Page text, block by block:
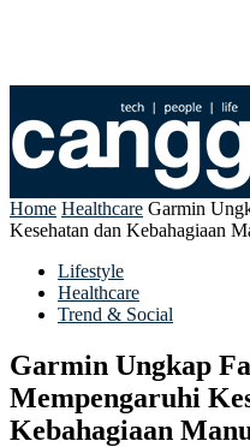
Home Healthcare Garmin
Kesehatan dan Kebahagiaan
Lifestyle
Healthcare
Trend & Social
Garmin Ungkap
Mempengaruhi
Kebahagiaan